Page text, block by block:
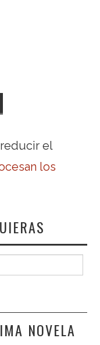
el
los
NOVELA